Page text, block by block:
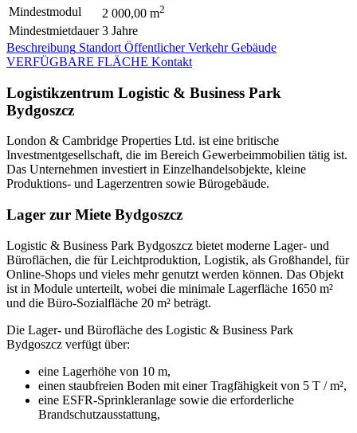
Mindestmodul
2 000,00 m2
Mindestmietdauer 3 Jahre
Beschreibung Standort Öffentlicher Verkehr Gebäude
VERFÜGBARE FLÄCHE Kontakt
Logistikzentrum Logistic & Business Park
Bydgoszcz
London & Cambridge Properties Ltd. ist eine britische
Investmentgesellschaft, die im Bereich Gewerbeimmobilien tätig ist.
Das Unternehmen investiert in Einzelhandelsobjekte, kleine
Produktions- und Lagerzentren sowie Bürogebäude.
Lager zur Miete Bydgoszcz
Logistic & Business Park Bydgoszcz bietet moderne Lager- und
Büroflächen, die für Leichtproduktion, Logistik, als Großhandel, für
Online-Shops und vieles mehr genutzt werden können. Das Objekt
ist in Module unterteilt, wobei die minimale Lagerfläche 1650 m²
und die Büro-Sozialfläche 20 m² beträgt.
Die Lager- und Bürofläche des Logistic & Business Park
Bydgoszcz verfügt über:
eine Lagerhöhe von 10 m,
einen staubfreien Boden mit einer Tragfähigkeit von 5 T / m²,
eine ESFR-Sprinkleranlage sowie die erforderliche
Brandschutzausstattung,